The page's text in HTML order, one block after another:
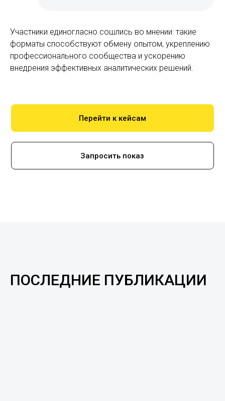
Участники единогласно сошлись во мнении: такие
форматы способствуют обмену опытом, укреплению
профессионального сообщества и ускорению
внедрения эффективных аналитических решений.
Перейти к кейсам
Запросить показ
ПОСЛЕДНИЕ ПУБЛИКАЦИИ